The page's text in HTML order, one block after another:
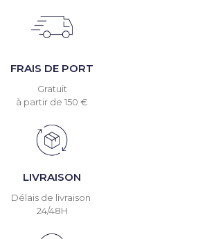
FRAIS DE PORT
Gratuit
à partir de 150 €
LIVRAISON
Délais de livraison
24/48H